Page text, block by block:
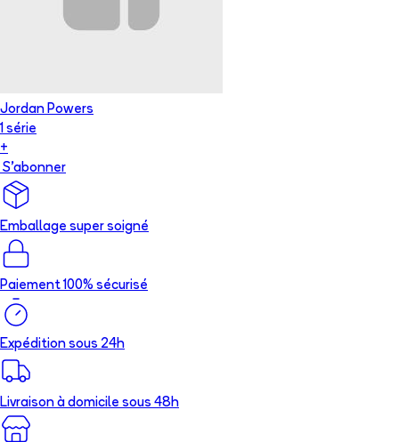
Jordan Powers
1 série
+
S'abonner
Emballage super soigné
Paiement 100% sécurisé
Expédition sous 24h
Livraison à domicile sous 48h